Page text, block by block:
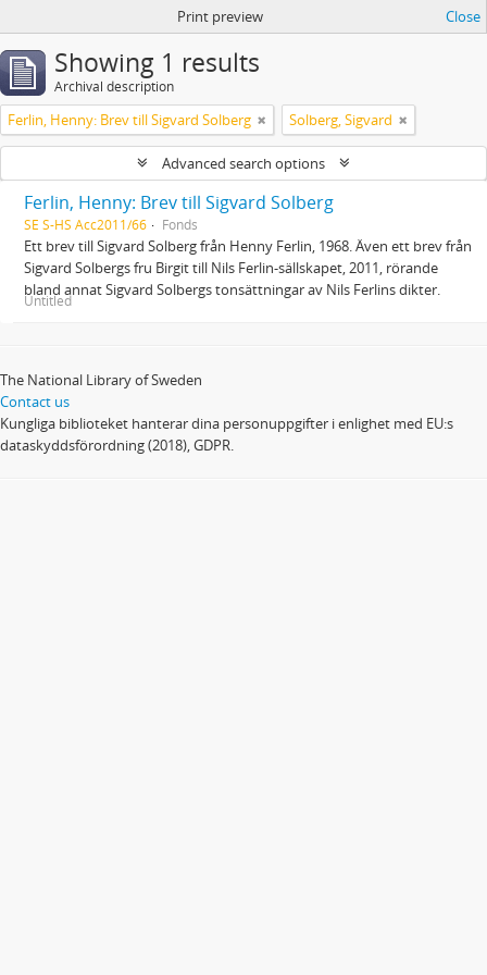
Print preview Close
Showing 1 results
Archival description
Ferlin, Henny: Brev till Sigvard Solberg Solberg, Sigvard
Advanced search options
Ferlin, Henny: Brev till Sigvard Solberg
SE S-HS Acc2011/66 Fonds
Ett brev till Sigvard Solberg från Henny Ferlin, 1968. Även ett brev från
Sigvard Solbergs fru Birgit till Nils Ferlin-sällskapet, 2011, rörande
bland annat Sigvard Solbergs tonsättningar av Nils Ferlins dikter.
Untitled
The National Library of Sweden
Contact us
Kungliga biblioteket hanterar dina personuppgifter i enlighet med EU:s
dataskyddsförordning (2018), GDPR.